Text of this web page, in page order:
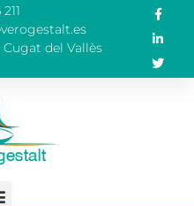
Cugat del Vallès